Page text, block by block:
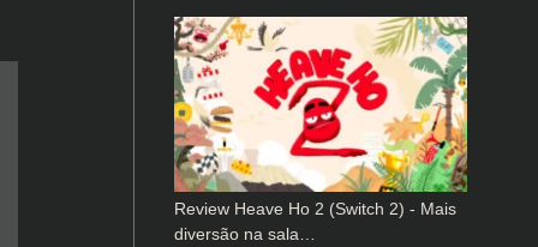
Review Heave Ho 2 (Switch 2) - Mais
diversão na sala…